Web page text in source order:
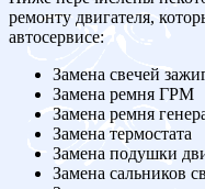
ремонту двигателя,
автосервисе:
Замена свечей
Замена ремня ГРМ
Замена ремня
Замена термостата
Замена подушки
Замена сальников